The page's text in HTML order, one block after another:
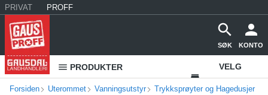
PRIVAT PROFF
SØK KONTO
PRODUKTER VELG
VAREHUS
Forsiden Uterommet Vanningsutstyr Trykksprøyter og Hagedusjer